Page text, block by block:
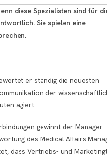
diese Spezialisten sind für
Sie spielen eine
er ständig die neuesten
der
agiert.
gewinnt der Manager
des Medical Affairs
dass Vertriebs- und